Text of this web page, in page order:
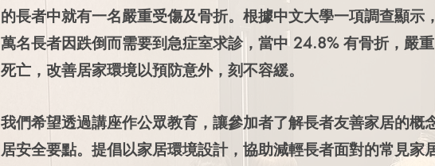
的長者中就有一名嚴重受傷及骨折。根據中文大學一項調查顯示
萬名長者因跌倒而需要到急症室求診，當中 24.8% 有骨折，嚴
死亡，改善居家環境以預防意外，刻不容緩。
我們希望透過講座作公眾教育，讓參加者了解長者友善家居的概
居安全要點。提倡以家居環境設計，協助減輕長者面對的常見家